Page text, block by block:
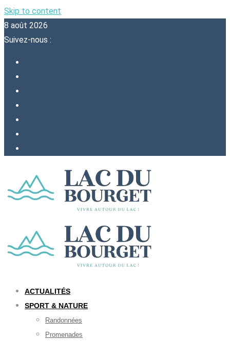
Skip to content
8 août 2026
Suivez-nous :
ACTUALITÉS
SPORT & NATURE
Randonnées
Promenades